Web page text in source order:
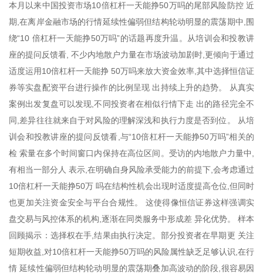
本月以来中国投资市场10倍杠杆一天能挣50万吗的尾部风险防控 近
期,在离岸金融市场的行情延续性偏弱但结构轮动明显的震荡期中,围
绕“10 倍杠杆一天能挣50万吗”的话题再度升温。从培训会和投教讲
座的提问反馈看, 不少内地散户力量在市场波动加剧时,更倾向于通过
适度运用10倍杠杆一天能挣 50万吗来放大资金效率,其中选择恒信证
券等实盘配资平台进行操作的比例呈现 出持续上升的趋势。 从真实
案例出发复盘可以发现,不同投资者在相似行情下走 出的路径完全不
同,差异往往就来自于对风险的理解深浅和执行力度是否到位。 从培
训会和投教讲座的提问反馈看,与“10倍杠杆一天能挣50万吗”相关的
检 索量在多个时间窗口内保持在高位区间。受访的内地散户力量中,
有相当一部分人 表示,在明确自身风险承受能力的前提下,会考虑通过
10倍杠杆一天能挣50万 吗在结构性机会出现时适度提高仓位,但同时
也更加关注资金安全与平台合规性。 这使得像恒信证券这样强调实
盘交易与风控体系的机构,逐渐在同类服务中形成差 异化优势。 样本
回顾揭示：选择权在手,结果由执行决定。部分投资者在早期更 关注
短期收益,对10倍杠杆一天能挣50万吗的风险属性缺乏足够认识,在行
情 延续性偏弱但结构轮动明显的震荡期叠加高波动的阶段,很容易因